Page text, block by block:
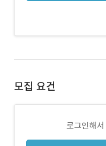
모집 요건
로그인해